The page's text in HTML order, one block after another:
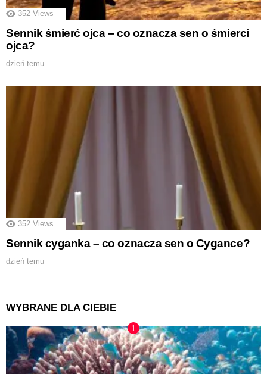
352 Views
Sennik śmierć ojca – co oznacza sen o śmierci
ojca?
dzień temu
352 Views
Sennik cyganka – co oznacza sen o Cygance?
dzień temu
WYBRANE DLA CIEBIE